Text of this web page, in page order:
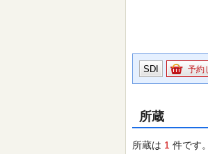
SDI 予約
所蔵
所蔵は 1 件です